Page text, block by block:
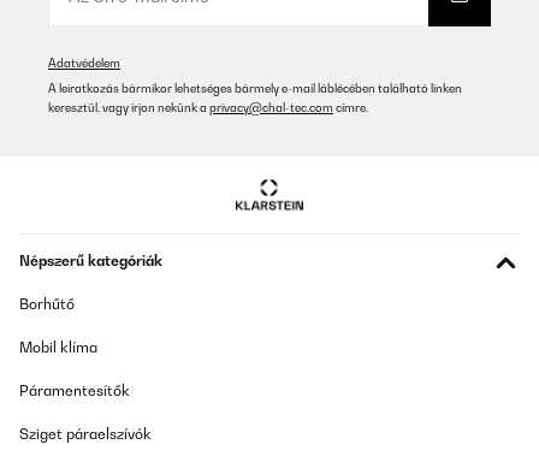
Adatvédelem
A leiratkozás bármikor lehetséges bármely e-mail láblécében található linken
keresztül, vagy írjon nekünk a privacy@chal-tec.com címre.
Népszerű kategóriák
Borhűtő
Mobil klíma
Páramentesítők
Sziget páraelszívók